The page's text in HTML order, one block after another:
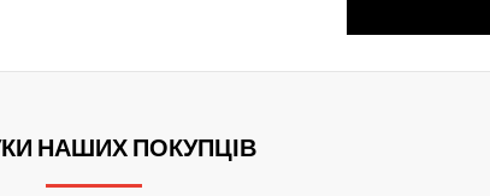
НАШИХ ПОКУПЦІВ